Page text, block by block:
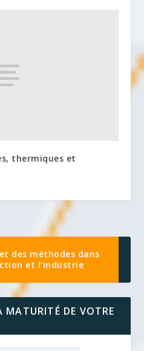
thermiques et
des méthodes dans
et l’industrie
MATURITÉ DE VOTRE